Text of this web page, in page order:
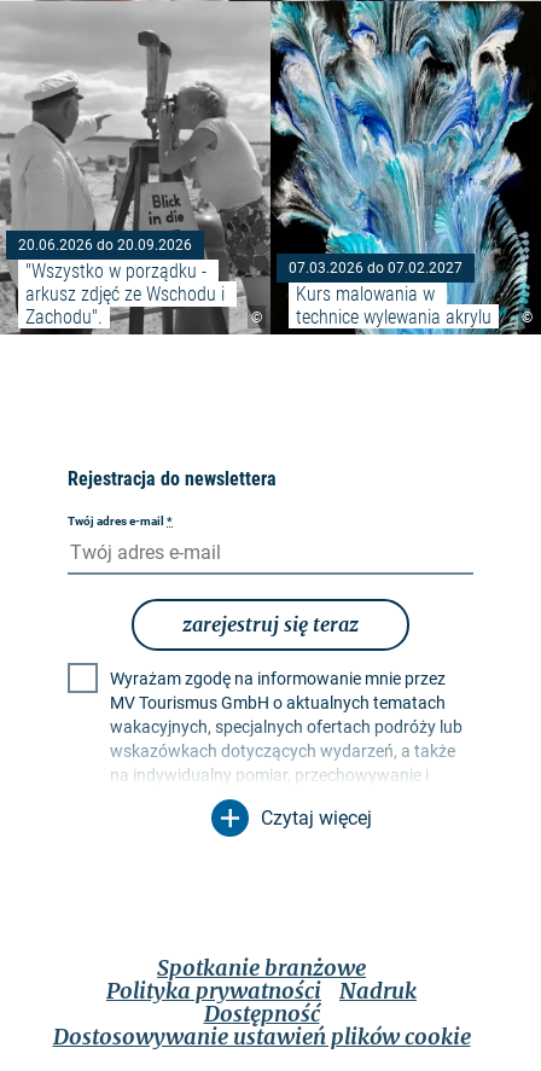
©
20.06.2026 do 20.09.2026
"Wszystko w porządku -
arkusz zdjęć ze Wschodu i
Zachodu".
Czytaj więcej: ""Wszystko w
©
07.03.2026 do 07.02.2027
Kurs malowania w
technice wylewania akrylu
Rejestracja do newslettera
Twój adres e-mail *
zarejestruj się teraz
Wyrażam zgodę na informowanie mnie przez
MV Tourismus GmbH o aktualnych tematach
wakacyjnych, specjalnych ofertach podróży lub
wskazówkach dotyczących wydarzeń, a także
na indywidualny pomiar, przechowywanie i
ocenę współczynników otwarcia i kliknięć w
profilach odbiorców w celu projektowania
swoją zgodę w dowolnym momencie ze
skutkiem na przyszłość. Mogę to zrobić za
pomocą linku rezygnacji z subskrypcji w
odpowiednim biuletynie lub za pośrednictwem
Czytaj więcej
Spotkanie branżowe
Polityka prywatności
Nadruk
Dostępność
Dostosowywanie ustawień plików cookie